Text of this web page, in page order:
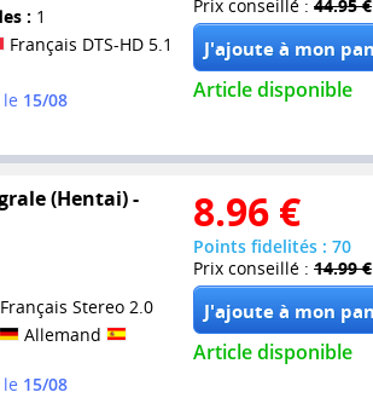
: 1
Français DTS-HD 5.1
15/08
Prix conseillé : 44.95 €
Article disponible
(Hentai) -
Français Stereo 2.0
Allemand
15/08
8.96 €
Points fidelités : 70
Prix conseillé : 14.99 €
Article disponible